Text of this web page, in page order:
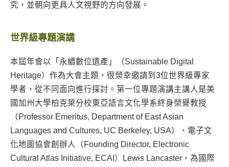
究，並朝向更具人文視野的方向發展。
世界級專題演講
本屆年會以「永續數位遺產」（Sustainable Digital
Heritage）作為大會主題，很榮幸邀請到3位世界級專家
學者，從不同面向進行探討。第一位專題演講主講人是美
國加州大學柏克萊分校東亞語言文化學系終身榮譽教授
（Professor Emeritus, Department of East Asian
Languages and Cultures, UC Berkeley, USA）、電子文
化地圖協會創辦人（Founding Director, Electronic
Cultural Atlas Initiative, ECAI）Lewis Lancaster，為國際